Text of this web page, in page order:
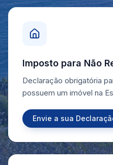
Imposto para Não
Declaração obrigatória
possuem um imóvel na
Envie a sua